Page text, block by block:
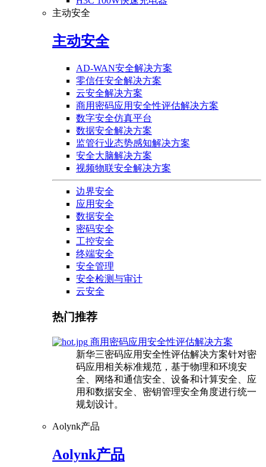
主动安全
主动安全
AD-WAN安全解决方案
零信任安全解决方案
云安全解决方案
商用密码应用安全性评估解决方案
数字安全仿真平台
数据安全解决方案
监管行业态势感知解决方案
安全大脑解决方案
视频物联安全解决方案
边界安全
应用安全
数据安全
密码安全
工控安全
终端安全
安全管理
安全检测与审计
云安全
热门推荐
商用密码应用安全性评估解决方案
新华三密码应用安全性评估解决方案针对密
码应用相关标准规范，基于物理和环境安
全、网络和通信安全、设备和计算安全、应
用和数据安全、密钥管理安全角度进行统一
规划设计。
Aolynk产品
Aolynk产品